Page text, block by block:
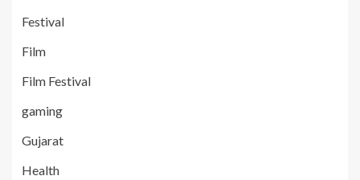
Festival
Film
Film Festival
gaming
Gujarat
Health